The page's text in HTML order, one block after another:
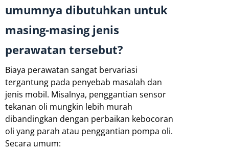
umumnya dibutuhkan untuk
masing-masing jenis
perawatan tersebut?
Biaya perawatan sangat bervariasi
tergantung pada penyebab masalah dan
jenis mobil. Misalnya, penggantian sensor
tekanan oli mungkin lebih murah
dibandingkan dengan perbaikan kebocoran
oli yang parah atau penggantian pompa oli.
Secara umum: